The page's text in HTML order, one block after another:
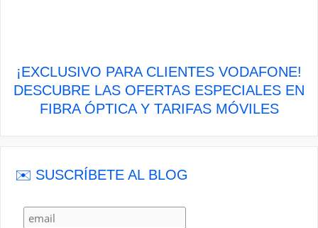
¡EXCLUSIVO PARA CLIENTES VODAFONE!
DESCUBRE LAS OFERTAS ESPECIALES EN
FIBRA ÓPTICA Y TARIFAS MÓVILES
✉️ SUSCRÍBETE AL BLOG